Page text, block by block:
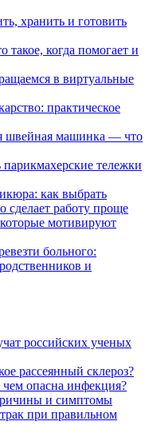
хранить и готовить
такое, когда помогает и
в виртуальные
практическое
швейная машинка — что
тележки
как выбрать
сделает работу проще
мотивируют
больного:
и
российских ученых
рассеянный склероз?
опасна инфекция?
и симптомы
при правильном